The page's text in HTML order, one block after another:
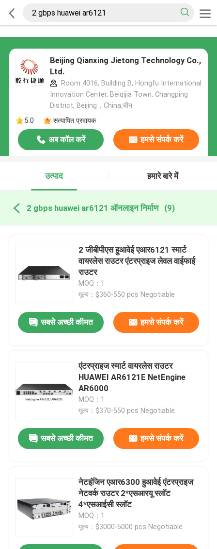
Beijing Qianxing Jietong Technology Co.,
Ltd.
Room 4016, Building B, Hongfu International
Innovation Center, Beiqijia Town, Changping
District, Beijing，China,चीन
5.0
सत्यापित प्रदायक
अब कॉल करें हमसे संपर्क करें
उत्पाद हमारे बारे में
2 gbps huawei ar6121 ऑनलाइन निर्माण (9)
2 जीबीपीएस हुआवेई एआर6121 स्मार्ट
वायरलेस राउटर एंटरप्राइज लेवल वाईफाई
राउटर
MOQ：1
मूल्य：$360-550 pcs Negotiable
सबसे अच्छी कीमत हमसे संपर्क करें
एंटरप्राइज स्मार्ट वायरलेस राउटर
HUAWEI AR6121E NetEngine
AR6000
MOQ：1
मूल्य：$370-550 pcs Negotiable
सबसे अच्छी कीमत हमसे संपर्क करें
नेटइंजिन एआर6300 हुआवेई एंटरप्राइज
नेटवर्क राउटर 2*एसआरयू स्लॉट
4*एसआईसी स्लॉट
MOQ：1
मूल्य：$3000-5000 pcs Negotiable